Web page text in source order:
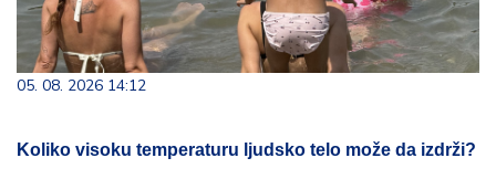
05. 08. 2026 14:12
Koliko visoku temperaturu ljudsko telo može da izdrži?